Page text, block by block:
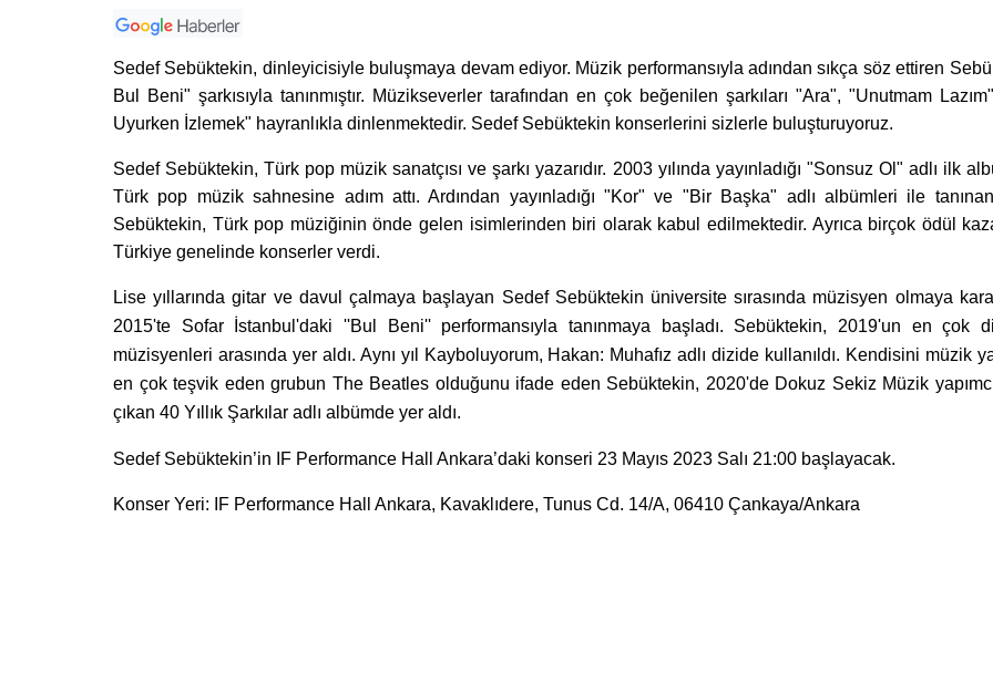
Sedef Sebüktekin, dinleyicisiyle buluşmaya devam ediyor. Müzik performansıyla adından sıkça söz ettiren
Bul Beni" şarkısıyla tanınmıştır. Müzikseverler tarafından en çok beğenilen şarkıları "Ara", "Unutmam
Uyurken İzlemek" hayranlıkla dinlenmektedir. Sedef Sebüktekin konserlerini sizlerle buluşturuyoruz.
Sedef Sebüktekin, Türk pop müzik sanatçısı ve şarkı yazarıdır. 2003 yılında yayınladığı "Sonsuz Ol" adlı ilk
Türk pop müzik sahnesine adım attı. Ardından yayınladığı "Kor" ve "Bir Başka" adlı albümleri ile
Sebüktekin, Türk pop müziğinin önde gelen isimlerinden biri olarak kabul edilmektedir. Ayrıca birçok ödül
Türkiye genelinde konserler verdi.
Lise yıllarında gitar ve davul çalmaya başlayan Sedef Sebüktekin üniversite sırasında müzisyen olmaya
2015'te Sofar İstanbul'daki ''Bul Beni'' performansıyla tanınmaya başladı. Sebüktekin, 2019'un en çok
müzisyenleri arasında yer aldı. Aynı yıl Kayboluyorum, Hakan: Muhafız adlı dizide kullanıldı. Kendisini müzik
en çok teşvik eden grubun The Beatles olduğunu ifade eden Sebüktekin, 2020'de Dokuz Sekiz Müzik
çıkan 40 Yıllık Şarkılar adlı albümde yer aldı.
Sedef Sebüktekin’in IF Performance Hall Ankara’daki konseri 23 Mayıs 2023 Salı 21:00 başlayacak.
Konser Yeri: IF Performance Hall Ankara, Kavaklıdere, Tunus Cd. 14/A, 06410 Çankaya/Ankara